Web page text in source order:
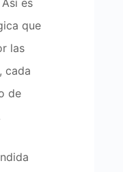
es
que
las
cada
de